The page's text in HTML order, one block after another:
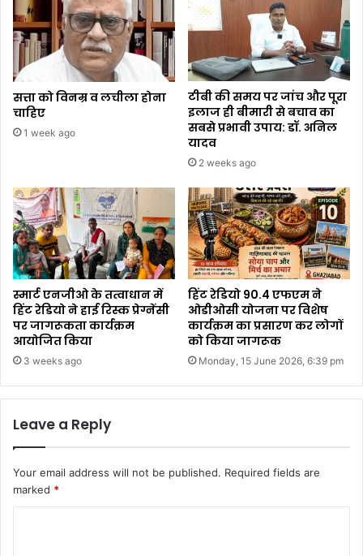
सत्ता को विनम्र व लचीला होना
चाहिए
1 week ago
टीबी की समय पर जांच और पूरा
इलाज ही बीमारी से बचाव का
सबसे प्रभावी उपाय: डॉ. अनिल
यादव
2 weeks ago
स्मार्ट एनजीओ के तत्वाधान में
हिंट रेडियो ने हाई रिस्क प्रेग्नेंसी
पर जागरूकता कार्यक्रम
आयोजित किया
3 weeks ago
हिंट रेडियो 90.4 एफएम ने
ओडीओसी योजना पर विशेष
कार्यक्रम का प्रसारण कर लोगों
को किया जागरूक
Monday, 15 June 2026, 6:39 pm
Leave a Reply
Your email address will not be published. Required fields are
marked *